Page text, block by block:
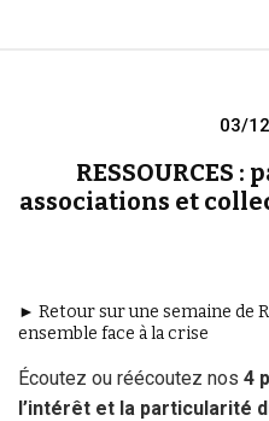
03/
RESSOURCES
associations et
► Retour sur une semaine de
ensemble face à la crise
Écoutez ou réécoutez nos 4
l’intérêt et la particularité